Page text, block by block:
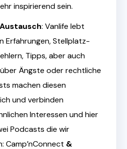
inspirierend sein.
: Vanlife lebt
Erfahrungen, Stellplatz-
Tipps, aber auch
Ängste oder rechtliche
machen diesen
und verbinden
Interessen und hier
Podcasts die wir
Camp’nConnect &